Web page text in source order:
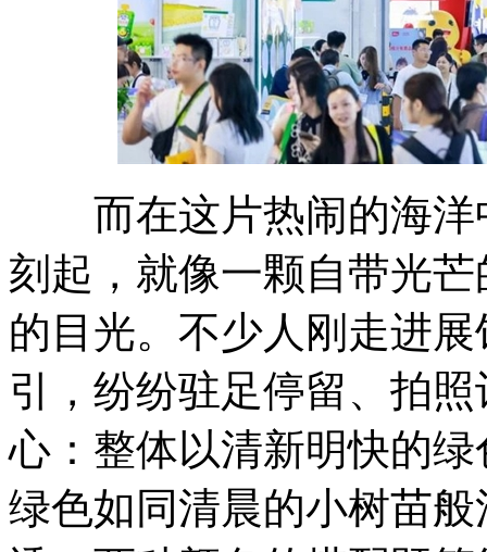
而在这片热闹的海洋
刻起，就像一颗自带光
的目光。不少人刚走进
引，纷纷驻足停留、拍
心：整体以清新明快的
绿色如同清晨的小树苗